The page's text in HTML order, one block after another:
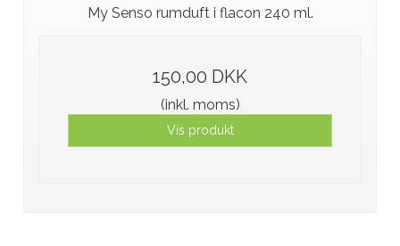
My Senso rumduft i flacon 240 ml.
150,00 DKK
(inkl. moms)
Vis produkt